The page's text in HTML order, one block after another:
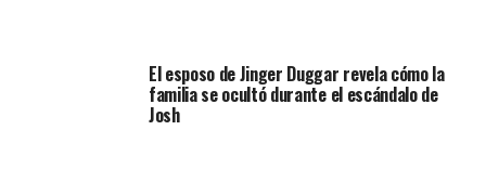
El esposo de Jinger Duggar revela cómo la
familia se ocultó durante el escándalo de
Josh